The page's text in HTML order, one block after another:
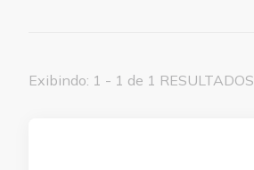
Exibindo: 1 - 1 de 1 RESULTADOS